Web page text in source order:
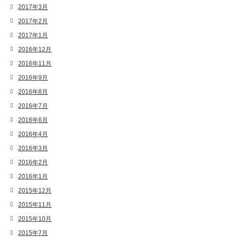
2017年3月
2017年2月
2017年1月
2016年12月
2016年11月
2016年9月
2016年8月
2016年7月
2016年6月
2016年4月
2016年3月
2016年2月
2016年1月
2015年12月
2015年11月
2015年10月
2015年7月